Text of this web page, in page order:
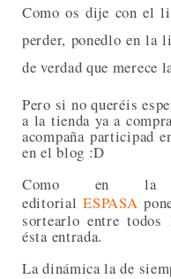
Como os dije con el
perder, ponedlo en la
de verdad que merece
Pero si no queréis
a la tienda ya a
acompaña participad
en el blog :D
Como en la
editorialESPASA
sortearlo entre todos
ésta entrada.
La dinámica la de